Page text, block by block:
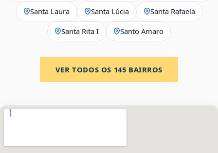
Santa Laura Santa Lúcia Santa Rafaela
Santa Rita I Santo Amaro
VER TODOS OS 145 BAIRROS